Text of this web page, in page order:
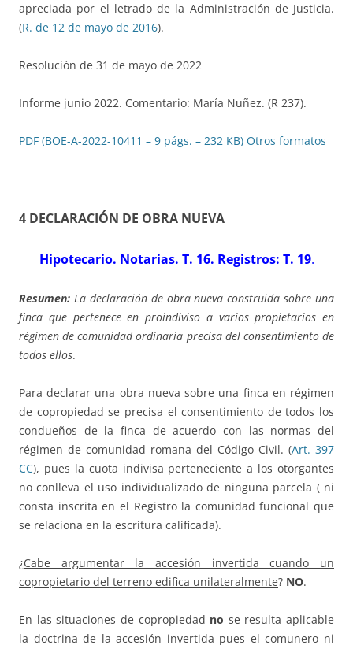
apreciada por el letrado de la Administración de Justicia.
(R. de 12 de mayo de 2016).
Resolución de 31 de mayo de 2022
Informe junio 2022. Comentario: María Nuñez. (R 237).
PDF (BOE-A-2022-10411 – 9 págs. – 232 KB) Otros formatos
4 DECLARACIÓN DE OBRA NUEVA
Hipotecario. Notarias. T. 16. Registros: T. 19.
Resumen: La declaración de obra nueva construida sobre una
finca que pertenece en proindiviso a varios propietarios en
régimen de comunidad ordinaria precisa del consentimiento de
todos ellos.
Para declarar una obra nueva sobre una finca en régimen
de copropiedad se precisa el consentimiento de todos los
condueños de la finca de acuerdo con las normas del
régimen de comunidad romana del Código Civil. (Art. 397
CC), pues la cuota indivisa perteneciente a los otorgantes
no conlleva el uso individualizado de ninguna parcela ( ni
consta inscrita en el Registro la comunidad funcional que
se relaciona en la escritura calificada).
¿Cabe argumentar la accesión invertida cuando un
copropietario del terreno edifica unilateralmente? NO.
En las situaciones de copropiedad no se resulta aplicable
la doctrina de la accesión invertida pues el comunero ni